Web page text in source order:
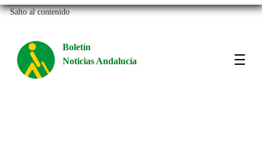
Salto al contenido
Boletín
Noticias Andalucía